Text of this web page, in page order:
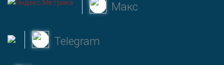
Макс
Telegram